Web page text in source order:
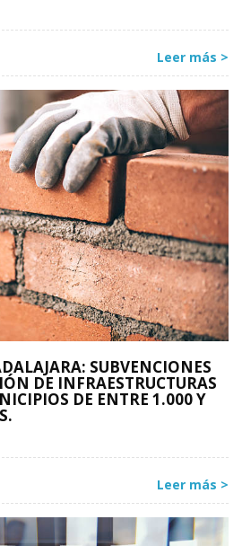
Leer más >
SUBVENCIONES
DE INFRAESTRUCTURAS
DE ENTRE 1.000 Y
Leer más >